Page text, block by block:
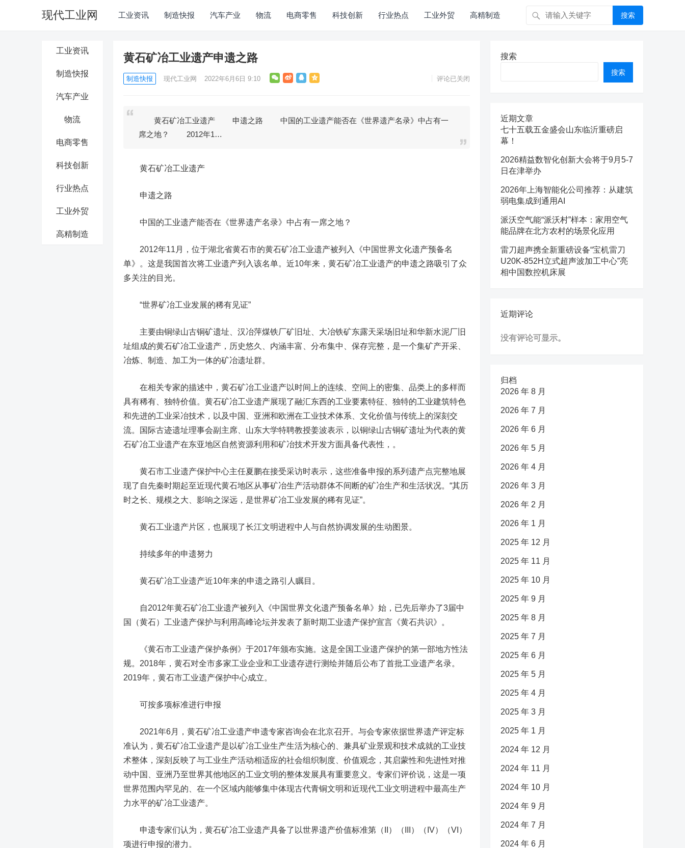
现代工业网 工业资讯 制造快报 汽车产业 物流 电商零售 科技创新 行业热点 工业外贸 高精制造 搜索
工业资讯
制造快报
汽车产业
物流
电商零售
科技创新
行业热点
工业外贸
高精制造
黄石矿冶工业遗产申遗之路
制造快报 现代工业网 2022年6月6日 9:10 评论已关闭
黄石矿冶工业遗产 申遗之路 中国的工业遗产能否在《世界遗产名录》中占有一
席之地？ 2012年1…
黄石矿冶工业遗产
申遗之路
中国的工业遗产能否在《世界遗产名录》中占有一席之地？
2012年11月，位于湖北省黄石市的黄石矿冶工业遗产被列入《中国世界文化遗产预备名
单》。这是我国首次将工业遗产列入该名单。近10年来，黄石矿冶工业遗产的申遗之路吸引了众
多关注的目光。
“世界矿冶工业发展的稀有见证”
主要由铜绿山古铜矿遗址、汉冶萍煤铁厂矿旧址、大冶铁矿东露天采场旧址和华新水泥厂旧
址组成的黄石矿冶工业遗产，历史悠久、内涵丰富、分布集中、保存完整，是一个集矿产开采、
冶炼、制造、加工为一体的矿冶遗址群。
在相关专家的描述中，黄石矿冶工业遗产以时间上的连续、空间上的密集、品类上的多样而
具有稀有、独特价值。黄石矿冶工业遗产展现了融汇东西的工业要素特征、独特的工业建筑特色
和先进的工业采冶技术，以及中国、亚洲和欧洲在工业技术体系、文化价值与传统上的深刻交
流。国际古迹遗址理事会副主席、山东大学特聘教授姜波表示，以铜绿山古铜矿遗址为代表的黄
石矿冶工业遗产在东亚地区自然资源利用和矿冶技术开发方面具备代表性，。
黄石市工业遗产保护中心主任夏鹏在接受采访时表示，这些准备申报的系列遗产点完整地展
现了自先秦时期起至近现代黄石地区从事矿冶生产活动群体不间断的矿冶生产和生活状况。“其历
时之长、规模之大、影响之深远，是世界矿冶工业发展的稀有见证”。
黄石工业遗产片区，也展现了长江文明进程中人与自然协调发展的生动图景。
持续多年的申遗努力
黄石矿冶工业遗产近10年来的申遗之路引人瞩目。
自2012年黄石矿冶工业遗产被列入《中国世界文化遗产预备名单》始，已先后举办了3届中
国（黄石）工业遗产保护与利用高峰论坛并发表了新时期工业遗产保护宣言《黄石共识》。
《黄石市工业遗产保护条例》于2017年颁布实施。这是全国工业遗产保护的第一部地方性法
规。2018年，黄石对全市多家工业企业和工业遗存进行测绘并随后公布了首批工业遗产名录。
2019年，黄石市工业遗产保护中心成立。
可按多项标准进行申报
2021年6月，黄石矿冶工业遗产申遗专家咨询会在北京召开。与会专家依据世界遗产评定标
准认为，黄石矿冶工业遗产是以矿冶工业生产生活为核心的、兼具矿业景观和技术成就的工业技
术整体，深刻反映了与工业生产活动相适应的社会组织制度、价值观念，其启蒙性和先进性对推
动中国、亚洲乃至世界其他地区的工业文明的整体发展具有重要意义。专家们评价说，这是一项
世界范围内罕见的、在一个区域内能够集中体现古代青铜文明和近现代工业文明进程中最高生产
力水平的矿冶工业遗产。
申遗专家们认为，黄石矿冶工业遗产具备了以世界遗产价值标准第（II）（III）（IV）（VI）
项进行申报的潜力。
搜索
搜索
近期文章
七十五载五金盛会山东临沂重磅启
幕！
2026精益数智化创新大会将于9月5-7
日在津举办
2026年上海智能化公司推荐：从建筑
弱电集成到通用AI
派沃空气能“派沃村”样本：家用空气
能品牌在北方农村的场景化应用
雷刀超声携全新重磅设备“宝机雷刀
U20K-852H立式超声波加工中心”亮
相中国数控机床展
近期评论
没有评论可显示。
归档
2026 年 8 月
2026 年 7 月
2026 年 6 月
2026 年 5 月
2026 年 4 月
2026 年 3 月
2026 年 2 月
2026 年 1 月
2025 年 12 月
2025 年 11 月
2025 年 10 月
2025 年 9 月
2025 年 8 月
2025 年 7 月
2025 年 6 月
2025 年 5 月
2025 年 4 月
2025 年 3 月
2025 年 1 月
2024 年 12 月
2024 年 11 月
2024 年 10 月
2024 年 9 月
2024 年 7 月
2024 年 6 月